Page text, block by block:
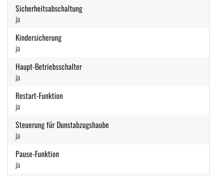
Sicherheitsabschaltung
ja
Kindersicherung
ja
Haupt-Betriebsschalter
ja
Restart-Funktion
ja
Steuerung für Dunstabzugshaube
ja
Pause-Funktion
ja